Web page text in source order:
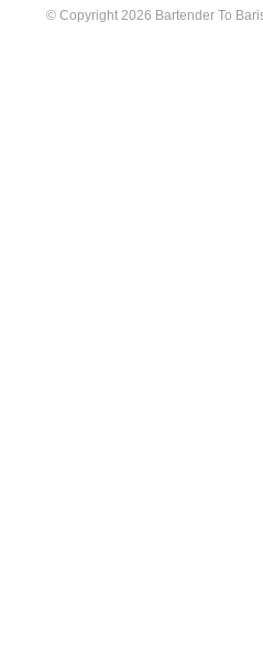
© Copyright 2026 Bartender To